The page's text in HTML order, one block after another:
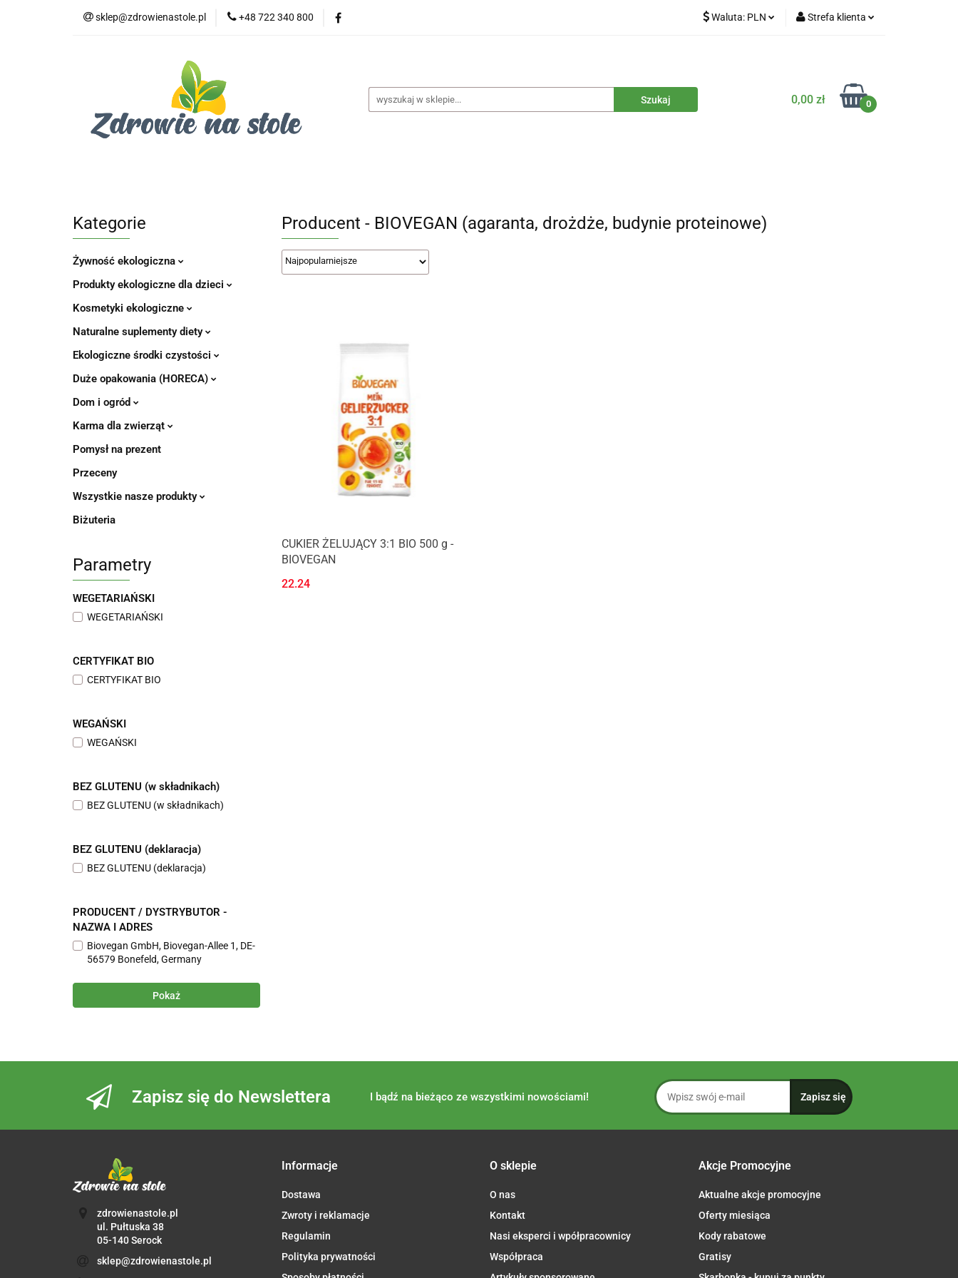
sklep@zdrowienastole.pl +48 722 340 800 Waluta: PLN Strefa klienta
Dodaj zgłoszenie
0,00 zł 0
Żywność ekologiczna
Duże opakowania
Kategorie
Żywność ekologiczna
Produkty ekologiczne dla dzieci
Kosmetyki ekologiczne
Naturalne suplementy diety
Ekologiczne środki czystości
Duże opakowania (HORECA)
Dom i ogród
Karma dla zwierząt
Pomysł na prezent
Przeceny
Wszystkie nasze produkty
Biżuteria
Parametry
WEGETARIAŃSKI
WEGETARIAŃSKI
CERTYFIKAT BIO
CERTYFIKAT BIO
WEGAŃSKI
WEGAŃSKI
BEZ GLUTENU (w składnikach)
BEZ GLUTENU (w składnikach)
BEZ GLUTENU (deklaracja)
BEZ GLUTENU (deklaracja)
PRODUCENT / DYSTRYBUTOR -
NAZWA I ADRES
Biovegan GmbH, Biovegan-Allee 1, DE-
56579 Bonefeld, Germany
Pokaż
Producent - BIOVEGAN (agaranta, drożdże, budynie proteinowe)
CUKIER ŻELUJĄCY 3:1 BIO 500 g -
BIOVEGAN
22.24
Zapisz się do Newslettera I bądź na bieżąco ze wszystkimi nowościami!
zdrowienastole.pl
ul. Pułtuska 38
05-140 Serock
sklep@zdrowienastole.pl
Informacje
Dostawa
Zwroty i reklamacje
Regulamin
Polityka prywatności
O sklepie
O nas
Kontakt
Nasi eksperci i wpółpracownicy
Współpraca
Akcje Promocyjne
Aktualne akcje promocyjne
Oferty miesiąca
Kody rabatowe
Gratisy